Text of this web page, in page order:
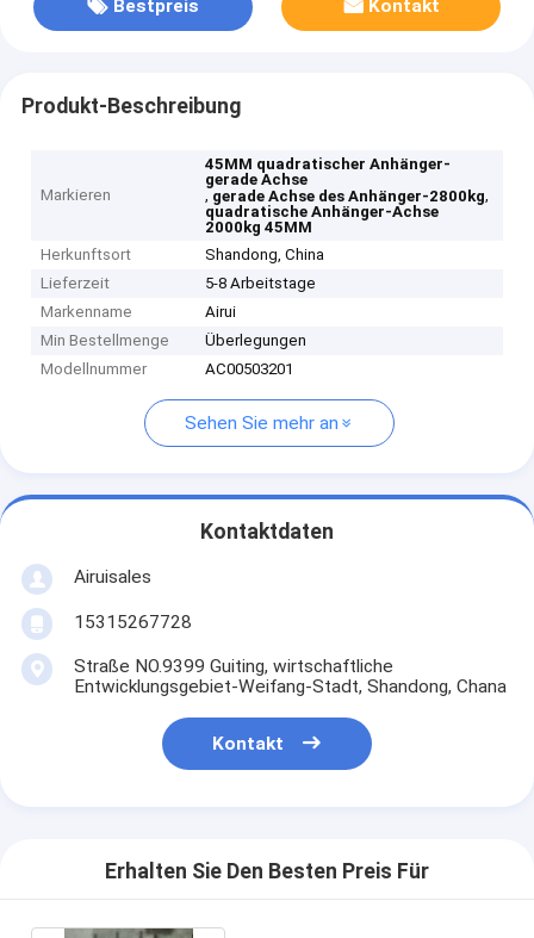
Bestpreis Kontakt
Produkt-Beschreibung
Markieren
45MM quadratischer Anhänger-
gerade Achse
, gerade Achse des Anhänger-2800kg,
quadratische Anhänger-Achse
2000kg 45MM
Herkunftsort
Shandong, China
Lieferzeit
5-8 Arbeitstage
Markenname
Airui
Min Bestellmenge
Überlegungen
Modellnummer
AC00503201
Sehen Sie mehr an
Kontaktdaten
Airuisales
15315267728
Straße NO.9399 Guiting, wirtschaftliche
Entwicklungsgebiet-Weifang-Stadt, Shandong, Chana
Kontakt
Erhalten Sie Den Besten Preis Für